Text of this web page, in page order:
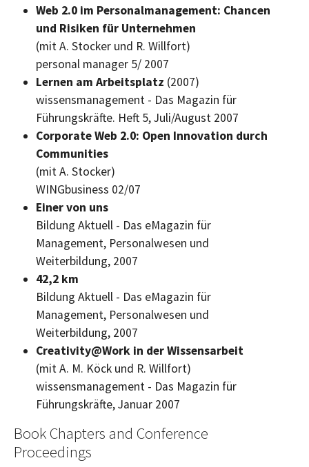
Web 2.0 im Personalmanagement: Chancen
und Risiken für Unternehmen
(mit A. Stocker und R. Willfort)
personal manager 5/ 2007
Lernen am Arbeitsplatz (2007)
wissensmanagement - Das Magazin für
Führungskräfte. Heft 5, Juli/August 2007
Corporate Web 2.0: Open Innovation durch
Communities
(mit A. Stocker)
WINGbusiness 02/07
Einer von uns
Bildung Aktuell - Das eMagazin für
Management, Personalwesen und
Weiterbildung, 2007
42,2 km
Bildung Aktuell - Das eMagazin für
Management, Personalwesen und
Weiterbildung, 2007
Creativity@Work in der Wissensarbeit
(mit A. M. Köck und R. Willfort)
wissensmanagement - Das Magazin für
Führungskräfte, Januar 2007
Book Chapters and Conference
Proceedings